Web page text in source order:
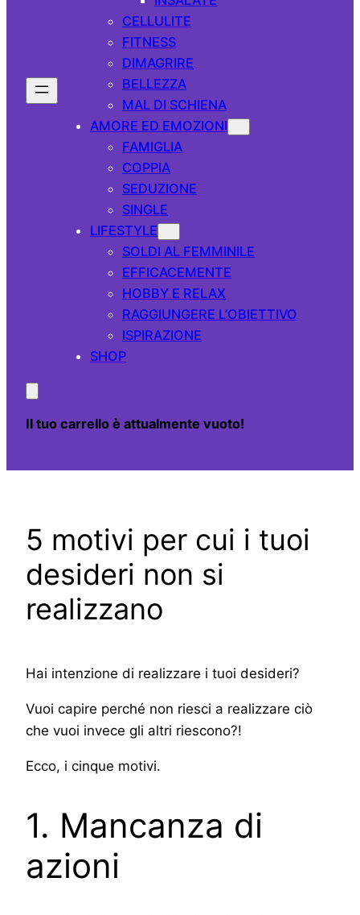
CELLULITE
FITNESS
DIMAGRIRE
BELLEZZA
MAL DI SCHIENA
AMORE ED EMOZIONI
FAMIGLIA
COPPIA
SEDUZIONE
SINGLE
LIFESTYLE
SOLDI AL FEMMINILE
EFFICACEMENTE
HOBBY E RELAX
RAGGIUNGERE L’OBIETTIVO
ISPIRAZIONE
SHOP
Il tuo carrello è attualmente vuoto!
5 motivi per cui i tuoi
desideri non si
realizzano
Hai intenzione di realizzare i tuoi desideri?
Vuoi capire perché non riesci a realizzare ciò
che vuoi invece gli altri riescono?!
Ecco, i cinque motivi.
1. Mancanza di
azioni